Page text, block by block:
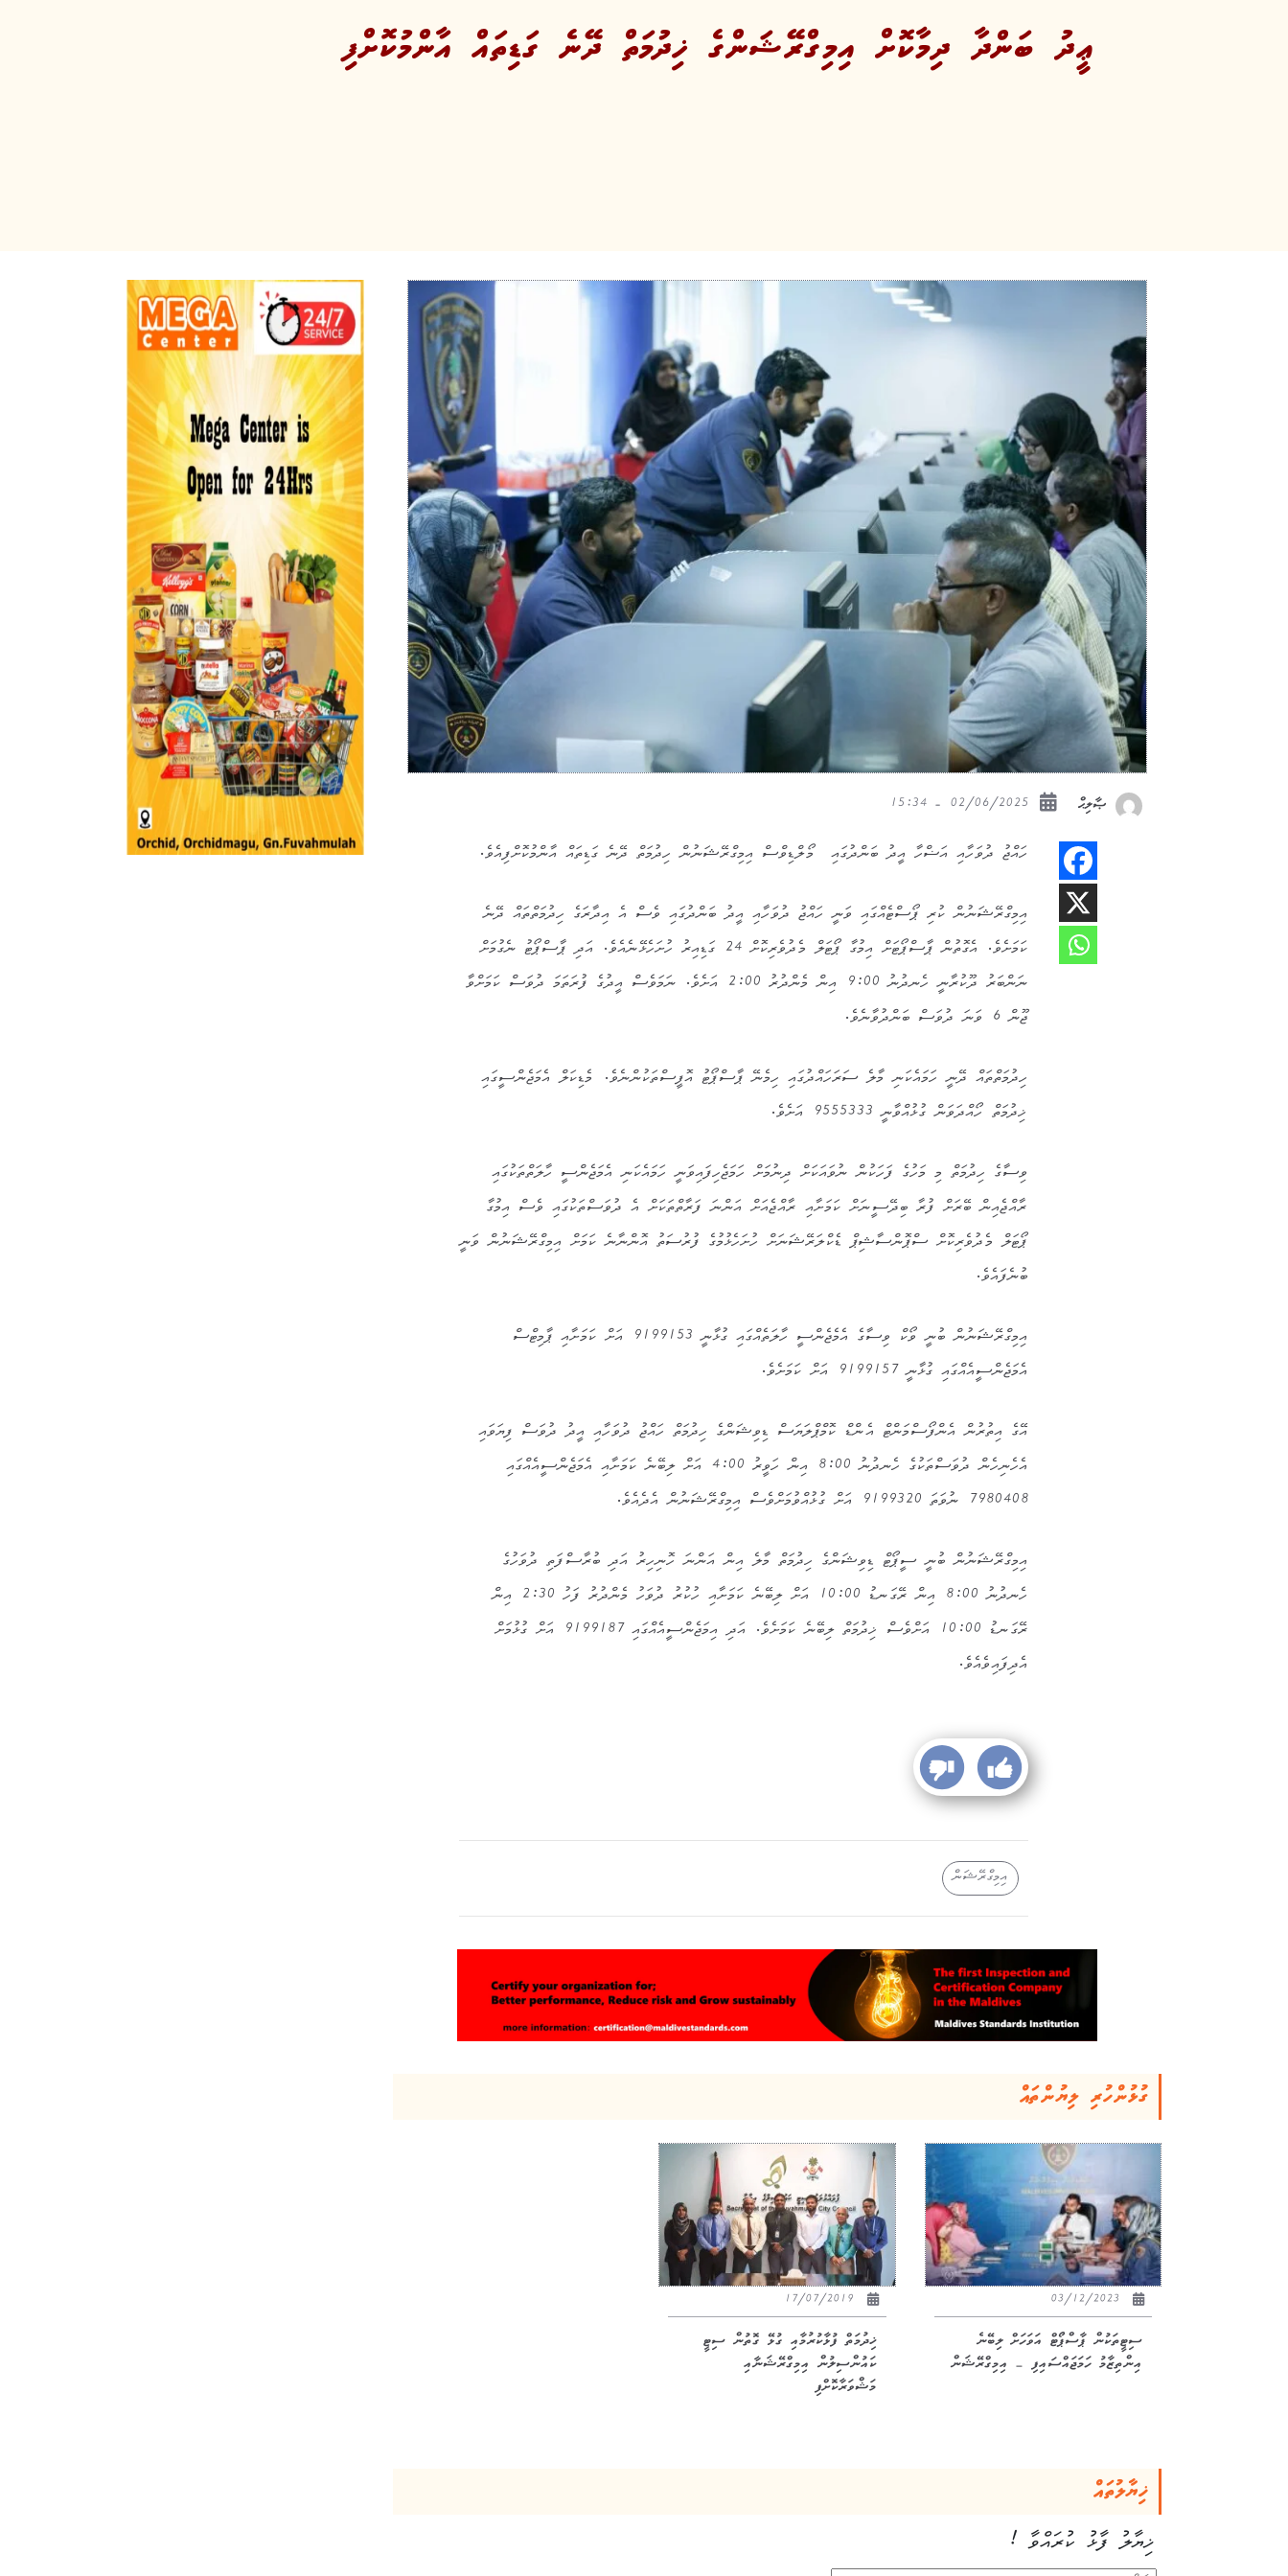
ޢީދު ބަންދާ ދިމާކޮށް އިމިގްރޭޝަންގެ ޚިދުމަތް ދޭނެ ގަޑިތައް އާންމުކޮށްފި
ޞާލިޙް
ހައްޖު ދުވަހާއި އަޟްހާ އީދު ބަންދުގައި މޯލްޑިވްސް އިމިގްރޭޝަނުން ހިދުމަތް ދޭނެ ގަޑިތައް އާންމުކޮށްފިއެވެ.
އިމިގްރޭޝަނުން ކުރި ޕޯސްޓެއްގައި ވަނީ ހައްޖު ދުވަހާއި އީދު ބަންދުގައި ވެސް އެ އިދާރަގެ ހިދުމަތްތައް ދޭނެ
ކަމަށެވެ. އެގޮތުން ޕާސްޕޯޓަށް އިމުގާ ޕޯޓަލް މެދުވެރިކޮށް 24 ގަޑިއިރު ހުށަހެޅޭނެއެވެ. އަދި ޕާސްޕޯޓު ނެގުމަށް
ނަންބަރު ދޫކުރާނީ ހެނދުނު 9:00 އިން މެންދުރު 2:00 އަށެވެ. ނަމަވެސް އީދުގެ ފުރަތަމަ ދުވަސް ކަމަށްވާ
ޖޫން 6 ވަނަ ދުވަސް ބަންދުވާނެވެ.
ހިދުމަތްތައް ދޭނީ ހަމައެކަނި މާލެ ސަރަހައްދުގައި ހިމެނޭ ޕާސްޕޯޓު އޮފީސްތަކުންނެވެ. މެޑިކަލް އެމަޖެންސީގައި
ޚިދުމަތް ހޯއްދަވަން ގުޅުއްވާނީ 9555333 އަށެވެ.
ވިސާގެ ހިދުމަތް މި މަހުގެ ފަހަކުން ނުވައަކަށް ދިނުމަށް ހަމަޖެހިފައިވަނީ ހަމައެކަނި އެމަޖެންސީ ހާލަތްތަކުގައި
ރާއްޖެއިން ބޭރަށް ފުރާ ބިދޭސީނަށް ކަމަށާއި ރާއްޖެއަށް އަންނަ ފަރާތްތަކަށް އެ ދުވަސްތަކުގައި ވެސް އިމުގާ
ޕޯޓަލް މެދުވެރިކޮށް ސްޕޮންސާޝިޕް ޑެކްލަރޭޝަނަށް ހުށަހެޅުމުގެ ފުރުސަތު އޮންނާނެ ކަމަށް އިމިގްރޭޝަނުން ވަނީ
ބުނެފައެވެ.
އިމިގްރޭޝަނުން ބުނީ ވޯކް ވިސާގެ އެމެޖެންސީ ހާލަތެއްގައި ގުޅާނީ 9199153 އަށް ކަމަށާއި ޕާމިޓްސް
އެމަޖެންސީއެއްގައި ގުޅާނީ 9199157 އަށް ކަމަށެވެ.
އޭގެ އިތުރުން އެންފޯސްމަންޓް އެންޑް ކޮމްޕްލަޔަސް ޑިވިޝަންގެ ހިދުމަތް ހައްޖު ދުވަހާއި އީދު ދުވަސް ފިޔަވައި
އެހެނިހެން ދުވަސްތަކުގެ ހެނދުނު 8:00 އިން ހަވީރު 4:00 އަށް ލިބޭނެ ކަމަށާއި އެމަޖެންސީއެއްގައި
7980408 ނުވަތަ 9199320 އަށް ގުޅުއްވުމަށްވެސް އިމިގްރޭޝަނުން އެދެއެވެ.
އިމިގްރޭޝަނުން ބުނީ ސީޕޯޓް ޑިވިޝަންގެ ހިދުމަތް މާލެ އިން އަންނަ ހޮނިހިރު އަދި ބުރާސްފަތި ދުވަހުގެ
ހެނދުނު 8:00 އިން ރޭގަނޑު 10:00 އަށް ލިބޭނެ ކަމަށާއި ހުކުރު ދުވަހު މެންދުރު ފަހު 2:30 އިން
ރޭގަނޑު 10:00 އަށްވެސް ޚިދުމަތް ލިބޭނެ ކަމަށެވެ. އަދި އިމަޖެންސީއެއްގައި 9199187 އަށް ގުޅުމަށް
އެދިފައިވެއެވެ.
އިމިގްރޭޝަން
ގުޅުންހުރި ލިޔުންތައް
ސިޓީތަކުން ޕާސްޕޯޓް އަވަހަށް ލިބޭނެ
އިންތިޒާމު ހަމަޖައްސައިފި – އިމިގްރޭޝަން
ޚިދުމަތް ފުޅާކުރުމާއި ގުޅޭ ގޮތުން ސިޓީ
ކައުންސިލުން އިމިގްރޭޝަނާއި
މަޝްވަރާކޮށްފި
ޚިޔާލުތައް
ޚިޔާލު ފާޅު ކުރައްވާ !